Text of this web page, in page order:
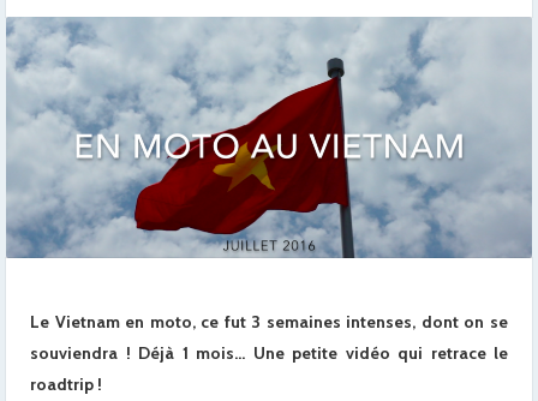
Le Vietnam en moto, ce fut 3 semaines intenses, dont on se
souviendra ! Déjà 1 mois… Une petite vidéo qui retrace le
roadtrip !